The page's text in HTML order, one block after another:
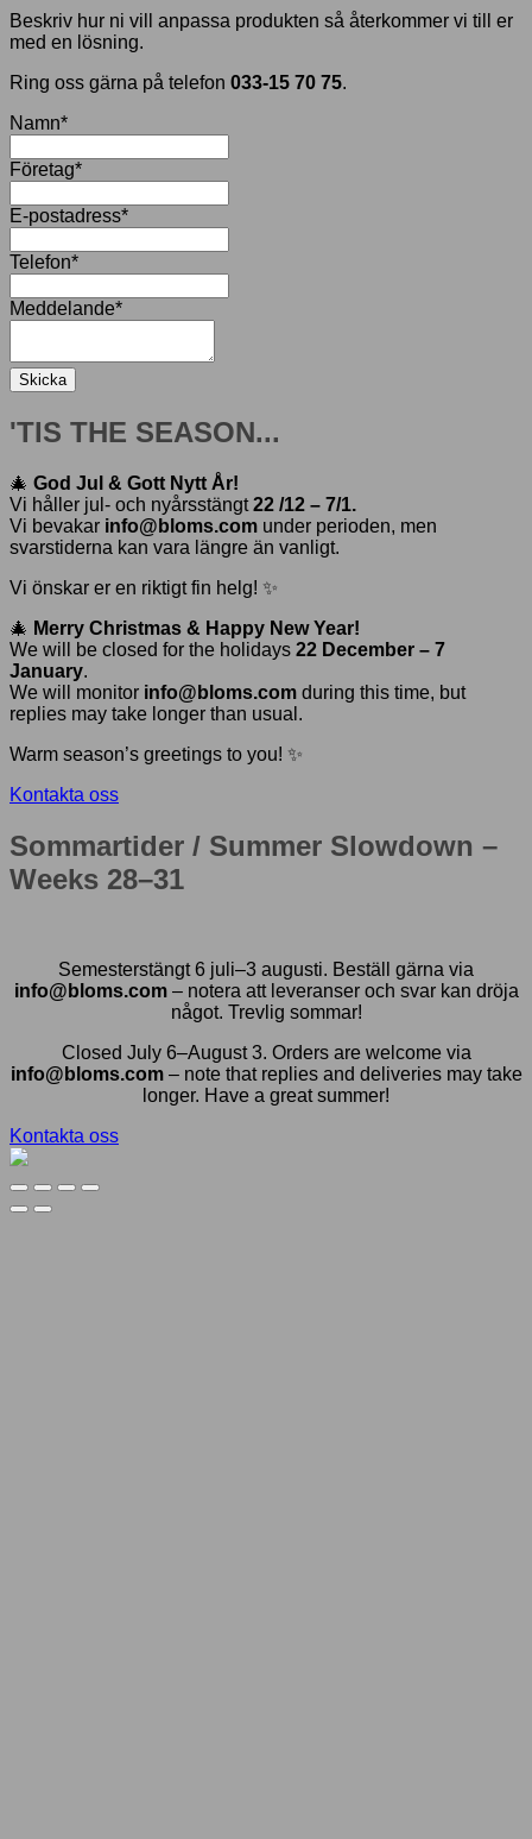
Beskriv hur ni vill anpassa produkten så återkommer vi till er
med en lösning.
Ring oss gärna på telefon 033-15 70 75.
Namn*
Företag*
E-postadress*
Telefon*
Meddelande*
Skicka
'TIS THE SEASON...
🎄 God Jul & Gott Nytt År!
Vi håller jul- och nyårsstängt22 /12 – 7/1.
Vi bevakar info@bloms.com under perioden, men
svarstiderna kan vara längre än vanligt.
Vi önskar er en riktigt fin helg! ✨
🎄 Merry Christmas & Happy New Year!
We will be closed for the holidays 22 December – 7
January.
We will monitor info@bloms.com during this time, but
replies may take longer than usual.
Warm season’s greetings to you! ✨
Kontakta oss
Sommartider / Summer Slowdown –
Weeks 28–31
Semesterstängt 6 juli–3 augusti. Beställ gärna via
info@bloms.com– notera att leveranser och svar kan dröja
något. Trevlig sommar!
Closed July 6–August 3. Orders are welcome via
info@bloms.com– note that replies and deliveries may take
longer. Have a great summer!
Kontakta oss